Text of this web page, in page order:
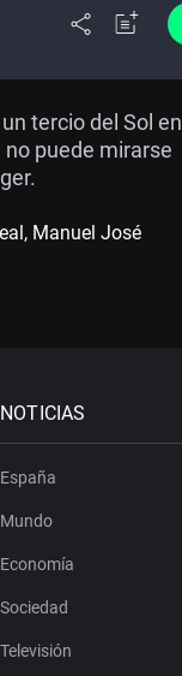
tercio del Sol en
puede mirarse
Manuel José
NOTICIAS
España
Mundo
Economía
Sociedad
Televisión